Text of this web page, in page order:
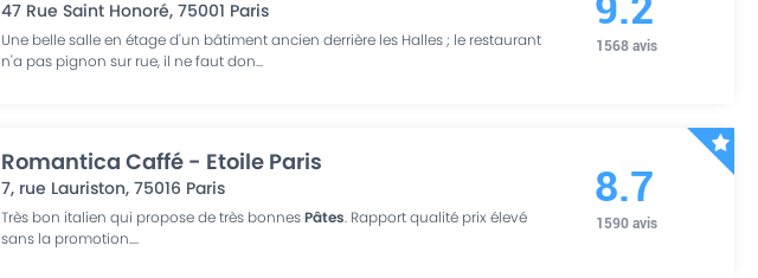
47 Rue Saint Honoré,75001 Paris
Une belle salle en étage d'un bâtiment ancien derrière les Halles ; le restaurant
n'a pas pignon sur rue, il ne faut don...
9.2
1568 avis
Romantica Caffé - Etoile Paris
7, rue Lauriston,75016 Paris
Très bon italien qui propose de très bonnesPâtes. Rapport qualité prix élevé
sans la promotion....
8.7
1590 avis